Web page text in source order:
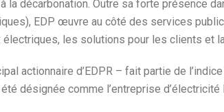
la décarbonation. Outre sa forte présence
EDP œuvre au côté des services
électriques, les solutions pour les clients et
actionnaire d’EDPR – fait partie de
désignée comme l’entreprise d’électricité